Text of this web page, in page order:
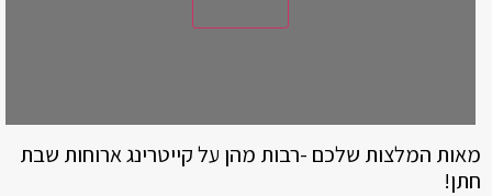
מאות המלצות שלכם -רבות מהן על קייטרינג ארוחות שבת
חתן!